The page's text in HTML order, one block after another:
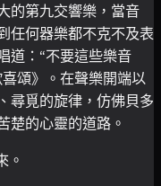
的第九交響樂，當音
任何器樂都不克不及表
道：“不要這些樂音
頌》。在聲樂開端以
尋覓的旋律，仿佛貝多
楚的心靈的道路。
。